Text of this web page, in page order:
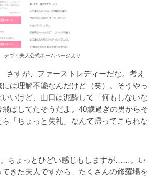
デヴィ夫人公式ホームページより
が、ファーストレディーだな。考え
は理解不能なんだけど（笑）。そうやっ
いけど、山口は泥酔して「何もしないな
ばしてたそうだよ。40歳過ぎの男からそ
「ちょっと失礼」なんて帰ってこられな
ちょっとひどい感じもしますが……。い
きた夫人ですから、たくさんの修羅場を